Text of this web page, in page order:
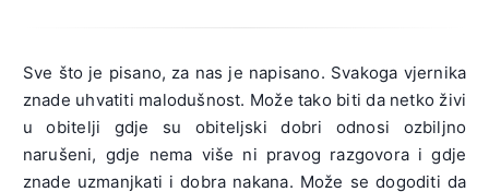
Sve što je pisano, za nas je napisano. Svakoga vjernika
znade uhvatiti malodušnost. Može tako biti da netko živi
u obitelji gdje su obiteljski dobri odnosi ozbiljno
narušeni, gdje nema više ni pravog razgovora i gdje
znade uzmanjkati i dobra nakana. Može se dogoditi da